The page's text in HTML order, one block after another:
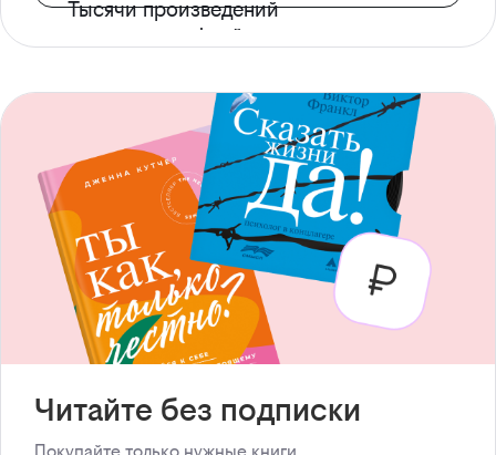
Тысячи произведений
с доступом офлайн
Читайте без подписки